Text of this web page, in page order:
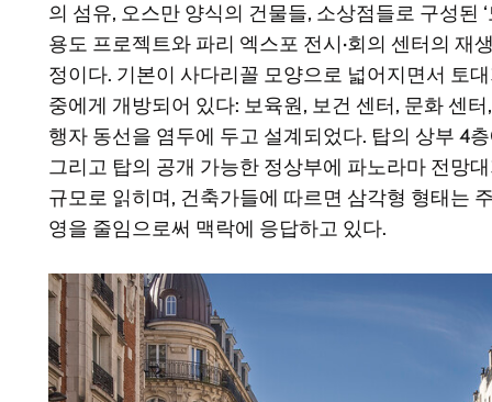
의 섬유, 오스만 양식의 건물들, 소상점들로 구성된
용도 프로젝트와 파리 엑스포 전시·회의 센터의 재
정이다. 기본이 사다리꼴 모양으로 넓어지면서 토
중에게 개방되어 있다: 보육원, 보건 센터, 문화 센
행자 동선을 염두에 두고 설계되었다. 탑의 상부 4
그리고 탑의 공개 가능한 정상부에 파노라마 전망
규모로 읽히며, 건축가들에 따르면 삼각형 형태는
영을 줄임으로써 맥락에 응답하고 있다.